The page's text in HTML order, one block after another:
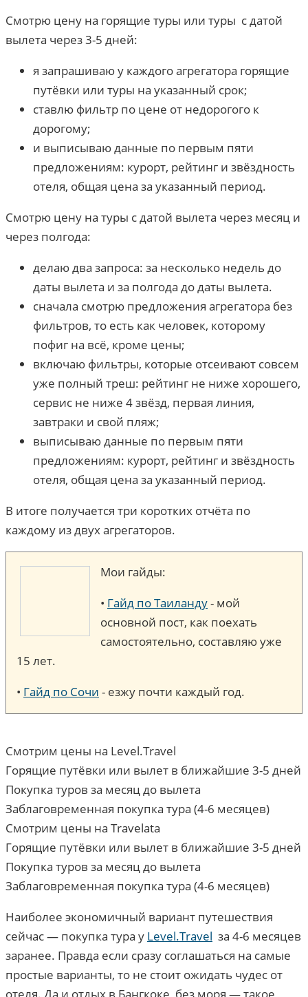
Смотрю цену на горящие туры или туры с датой
вылета через 3-5 дней:
я запрашиваю у каждого агрегатора горящие
путёвки или туры на указанный срок;
ставлю фильтр по цене от недорогого к
дорогому;
и выписываю данные по первым пяти
предложениям: курорт, рейтинг и звёздность
отеля, общая цена за указанный период.
Смотрю цену на туры с датой вылета через месяц и
через полгода:
делаю два запроса: за несколько недель до
даты вылета и за полгода до даты вылета.
сначала смотрю предложения агрегатора без
фильтров, то есть как человек, которому
пофиг на всё, кроме цены;
включаю фильтры, которые отсеивают совсем
уже полный треш: рейтинг не ниже хорошего,
сервис не ниже 4 звёзд, первая линия,
завтраки и свой пляж;
выписываю данные по первым пяти
предложениям: курорт, рейтинг и звёздность
отеля, общая цена за указанный период.
В итоге получается три коротких отчёта по
каждому из двух агрегаторов.
Мои гайды:
• Гайд по Таиланду- мой
основной пост, как поехать
самостоятельно, составляю уже
15 лет.
• Гайд по Сочи - езжу почти каждый год.
Смотрим цены на Level.Travel
Горящие путёвки или вылет в ближайшие 3-5 дней
Покупка туров за месяц до вылета
Заблаговременная покупка тура (4-6 месяцев)
Смотрим цены на Travelata
Горящие путёвки или вылет в ближайшие 3-5 дней
Покупка туров за месяц до вылета
Заблаговременная покупка тура (4-6 месяцев)
Наиболее экономичный вариант путешествия
сейчас — покупка тура у Level.Travel за 4-6 месяцев
заранее. Правда если сразу соглашаться на самые
простые варианты, то не стоит ожидать чудес от
отеля. Да и отдых в Бангкоке, без моря — такое